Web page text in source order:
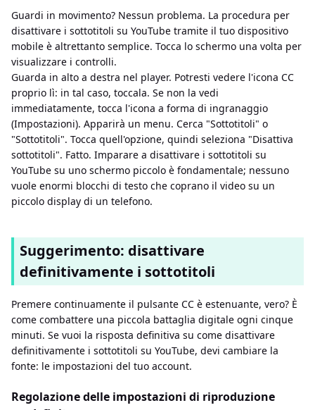
Guardi in movimento? Nessun problema. La procedura per
disattivare i sottotitoli su YouTube tramite il tuo dispositivo
mobile è altrettanto semplice. Tocca lo schermo una volta per
visualizzare i controlli.
Guarda in alto a destra nel player. Potresti vedere l'icona CC
proprio lì: in tal caso, toccala. Se non la vedi
immediatamente, tocca l'icona a forma di ingranaggio
(Impostazioni). Apparirà un menu. Cerca "Sottotitoli" o
"Sottotitoli". Tocca quell'opzione, quindi seleziona "Disattiva
sottotitoli". Fatto. Imparare a disattivare i sottotitoli su
YouTube su uno schermo piccolo è fondamentale; nessuno
vuole enormi blocchi di testo che coprano il video su un
piccolo display di un telefono.
Suggerimento: disattivare
definitivamente i sottotitoli
Premere continuamente il pulsante CC è estenuante, vero? È
come combattere una piccola battaglia digitale ogni cinque
minuti. Se vuoi la risposta definitiva su come disattivare
definitivamente i sottotitoli su YouTube, devi cambiare la
fonte: le impostazioni del tuo account.
Regolazione delle impostazioni di riproduzione